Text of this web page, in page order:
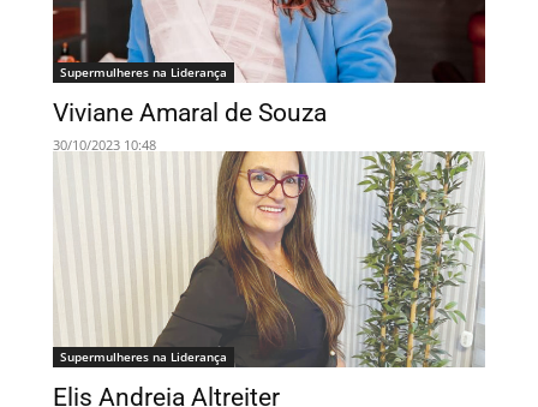
Supermulheres na Liderança
Viviane Amaral de Souza
30/10/2023 10:48
Supermulheres na Liderança
Elis Andreia Altreiter